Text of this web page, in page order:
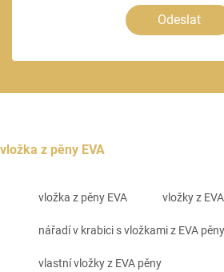
Odeslat
vložka z pěny EVA
vložka z pěny EVA vložky z
nářadí v krabici s vložkami z EVA pěny
vlastní vložky z EVA pěny